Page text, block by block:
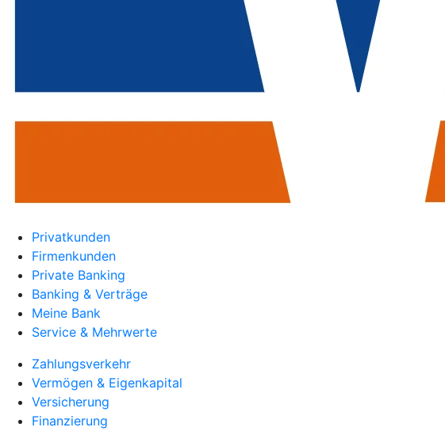
Privatkunden
Firmenkunden
Private Banking
Banking & Verträge
Meine Bank
Service & Mehrwerte
Zahlungsverkehr
Vermögen & Eigenkapital
Versicherung
Finanzierung